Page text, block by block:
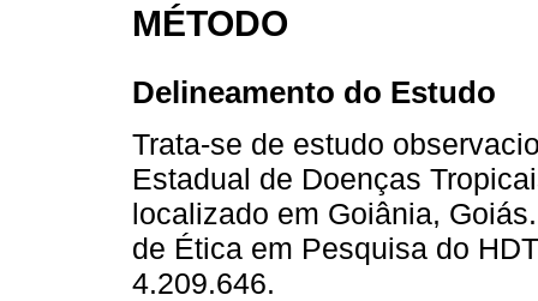
MÉTODO
Delineamento do Estudo
Trata-se de estudo
Estadual de Doenças
localizado em Goiânia,
de Ética em Pesquisa do
4.209.646.